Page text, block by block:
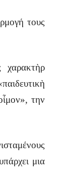
τους
χαρακτὴρ
την
μια